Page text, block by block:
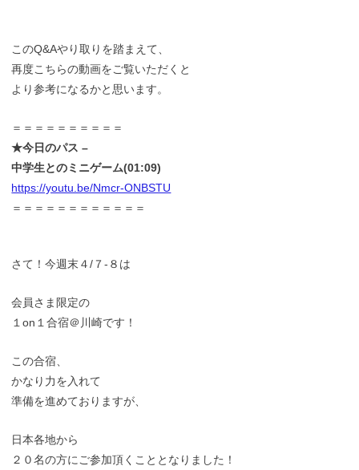
このQ&Aやり取りを踏まえて、
再度こちらの動画をご覧いただくと
より参考になるかと思います。
＝＝＝＝＝＝＝＝＝＝
★今日のパス –
中学生とのミニゲーム(01:09)
https://youtu.be/Nmcr-ONBSTU
＝＝＝＝＝＝＝＝＝＝＝＝
さて！今週末４/７-８は
会員さま限定の
１on１合宿＠川崎です！
この合宿、
かなり力を入れて
準備を進めておりますが、
日本各地から
２０名の方にご参加頂くこととなりました！